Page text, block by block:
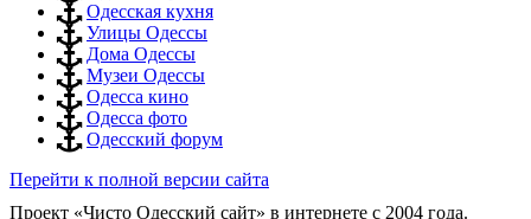
Одесская кухня
Улицы Одессы
Дома Одессы
Музеи Одессы
Одесса кино
Одесса фото
Одесский форум
Перейти к полной версии сайта
Проект «Чисто Одесский сайт» в интернете с 2004 года.